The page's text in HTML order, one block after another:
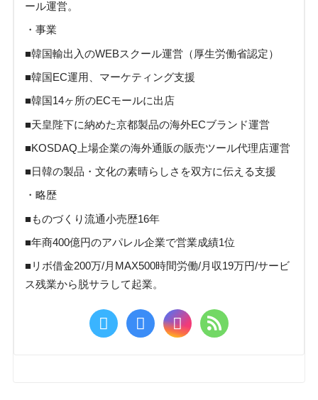
ール運営。
・事業
■韓国輸出入のWEBスクール運営（厚生労働省認定）
■韓国EC運用、マーケティング支援
■韓国14ヶ所のECモールに出店
■天皇陛下に納めた京都製品の海外ECブランド運営
■KOSDAQ上場企業の海外通販の販売ツール代理店運営
■日韓の製品・文化の素晴らしさを双方に伝える支援
・略歴
■ものづくり流通小売歴16年
■年商400億円のアパレル企業で営業成績1位
■リボ借金200万/月MAX500時間労働/月収19万円/サービ
ス残業から脱サラして起業。